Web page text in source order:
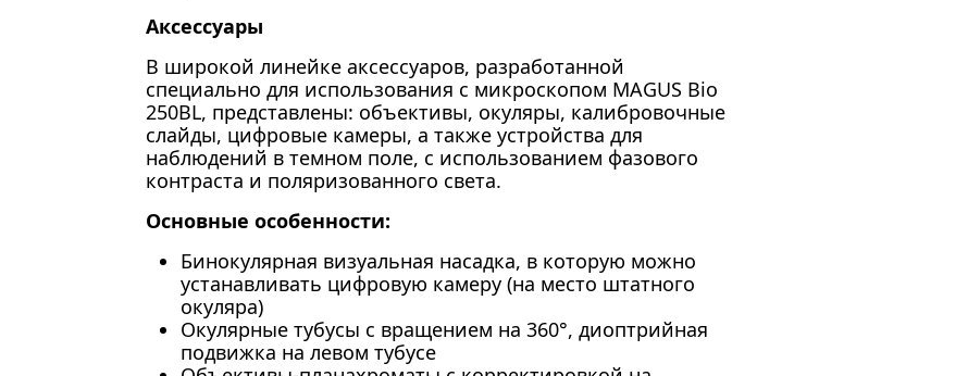
Аксессуары
В широкой линейке аксессуаров, разработанной
специально для использования с микроскопом MAGUS Bio
250BL, представлены: объективы, окуляры, калибровочные
слайды, цифровые камеры, а также устройства для
наблюдений в темном поле, с использованием фазового
контраста и поляризованного света.
Основные особенности:
Бинокулярная визуальная насадка, в которую можно
устанавливать цифровую камеру (на место штатного
окуляра)
Окулярные тубусы с вращением на 360°, диоптрийная
подвижка на левом тубусе